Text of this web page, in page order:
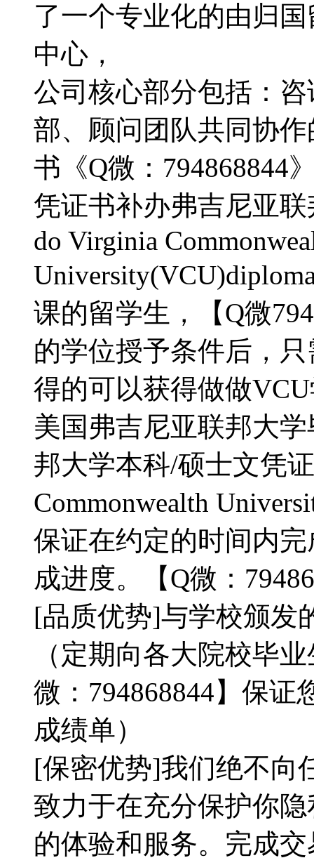
了一个专业化的由归
中心，
公司核心部分包括：
部、顾问团队共同协
书《Q微：794868844
凭证书补办弗吉尼亚
do Virginia
课的留学生，【Q微
的学位授予条件后，
得的可以获得做做
美国弗吉尼亚联邦大
邦大学本科/硕士文凭
Commonwealth
保证在约定的时间内
成进度。【Q微：
[品质优势]与学校颁发
（定期向各大院校毕
微：794868844】保
成绩单）
[保密优势]我们绝不向
致力于在充分保护你
的体验和服务。完成